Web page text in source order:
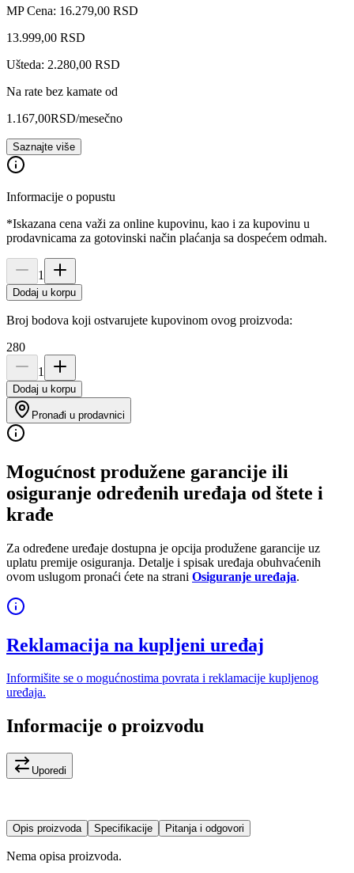
MP Cena: 16.279,00 RSD
13.999,00 RSD
Ušteda: 2.280,00 RSD
Na rate bez kamate od
1.167,00RSD/mesečno
Saznajte više
Informacije o popustu
*Iskazana cena važi za online kupovinu, kao i za kupovinu u
prodavnicama za gotovinski način plaćanja sa dospećem odmah.
1
Dodaj u korpu
Broj bodova koji ostvarujete kupovinom ovog proizvoda:
280
1
Dodaj u korpu
Pronađi u prodavnici
Mogućnost produžene garancije ili
osiguranje određenih uređaja od štete i
krađe
Za određene uređaje dostupna je opcija produžene garancije uz
uplatu premije osiguranja. Detalje i spisak uređaja obuhvaćenih
ovom uslugom pronaći ćete na strani Osiguranje uređaja.
Reklamacija na kupljeni uređaj
Informišite se o mogućnostima povrata i reklamacije kupljenog
uređaja.
Informacije o proizvodu
Uporedi
Opis proizvoda Specifikacije Pitanja i odgovori
Nema opisa proizvoda.